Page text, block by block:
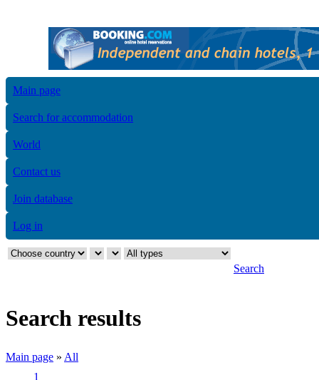
Main page
Search for accommodation
World
Contact us
Join database
Log in
Search
Search results
Main page » All
1